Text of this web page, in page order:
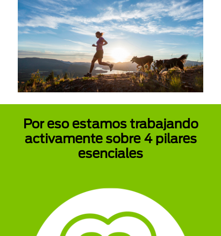
Por eso estamos trabajando
activamente sobre 4 pilares
esenciales